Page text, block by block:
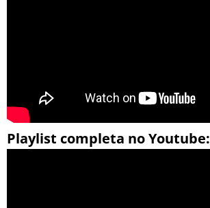
Playlist completa no Youtube: